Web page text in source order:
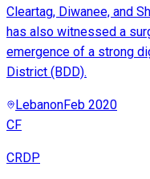
Cleartag, Diwanee, and
has also witnessed a
emergence of a strong
District (BDD).
LebanonFeb 2020
CF
CRDP